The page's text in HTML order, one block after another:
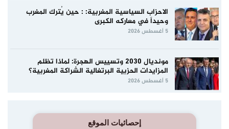
الاحزاب السياسية المغربية: : حين يُترك المغرب
وحيداً في معاركه الكبرى
5 أغسطس 2026
مونديال 2030 وتسييس الهجرة: لماذا تظلم
المزايدات الحزبية البرتغالية الشراكة المغربية؟
5 أغسطس 2026
إحصائيات الموقع